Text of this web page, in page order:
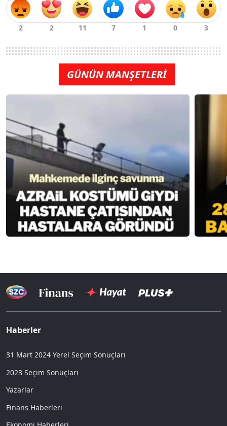
GÜNÜN MANŞETLERİ
Haberler
31 Mart 2024 Yerel Seçim Sonuçları
2023 Seçim Sonuçları
Yazarlar
Finans Haberleri